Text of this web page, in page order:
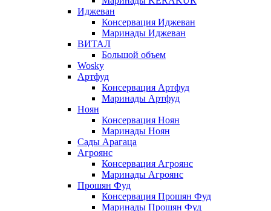
Иджеван
Консервация Иджеван
Маринады Иджеван
ВИТАЛ
Большой объем
Wosky
Артфуд
Консервация Артфуд
Маринады Артфуд
Ноян
Консервация Ноян
Маринады Ноян
Сады Арагаца
Агроянс
Консервация Агроянс
Маринады Агроянс
Прошян Фуд
Консервация Прошян Фуд
Маринады Прошян Фуд